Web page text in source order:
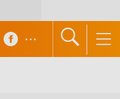
...